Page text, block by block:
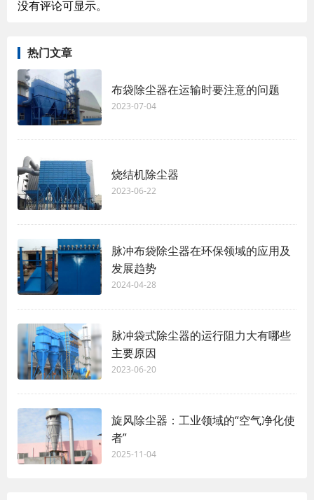
没有评论可显示。
热门文章
布袋除尘器在运输时要注意的问题
2023-07-04
烧结机除尘器
2023-06-22
脉冲布袋除尘器在环保领域的应用及
发展趋势
2024-04-28
脉冲袋式除尘器的运行阻力大有哪些
主要原因
2023-06-20
旋风除尘器：工业领域的“空气净化使
者”
2025-11-04